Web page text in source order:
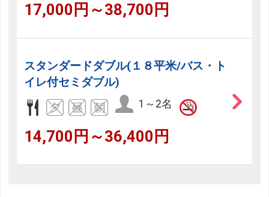
17,000円～38,700円
スタンダードダブル(１８平米/バス・ト
イレ付セミダブル)
1～2名
14,700円～36,400円